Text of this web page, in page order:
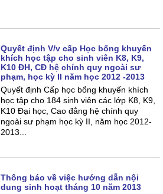
Quyết định V/v cấp Học bổng khuyến
khích học tập cho sinh viên K8, K9,
K10 ĐH, CĐ hệ chính quy ngoài sư
phạm, học kỳ II năm học 2012 -2013
Quyết định Cấp học bổng khuyến khích
học tập cho 184 sinh viên các lớp K8, K9,
K10 Đại học, Cao đẳng hệ chính quy
ngoài sư phạm học kỳ II, năm học 2012-
2013...
Thông báo về việc hướng dẫn nội
dung sinh hoạt tháng 10 năm 2013